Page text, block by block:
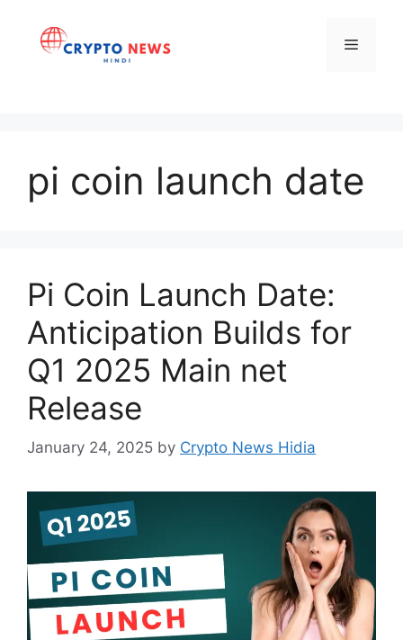
content
Menu
pi coin launch date
Pi Coin Launch Date:
Anticipation Builds for
Q1 2025 Main net
Release
January 24, 2025 by Crypto News Hidia